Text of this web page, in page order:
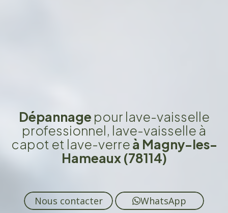
Dépannage pour lave-vaisselle
professionnel, lave-vaisselle à
capot et lave-verreà Magny-les-
Hameaux (78114)
Nous contacter WhatsApp